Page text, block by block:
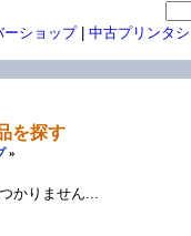
を探す
»
かりません...
ーショップ| 中古プリンタ